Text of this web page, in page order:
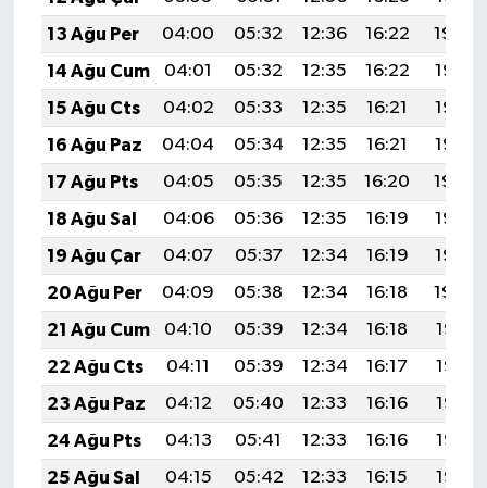
13 Ağu Per
04:00 05:32 12:36 16:22
19:29
14 Ağu Cum
04:01 05:32 12:35 16:22
19:28
15 Ağu Cts
04:02 05:33 12:35 16:21
19:27
16 Ağu Paz
04:04 05:34 12:35 16:21
19:26
17 Ağu Pts
04:05 05:35 12:35 16:20
19:24
18 Ağu Sal
04:06 05:36 12:35 16:19
19:23
19 Ağu Çar
04:07 05:37 12:34 16:19
19:22
20 Ağu Per
04:09 05:38 12:34 16:18
19:20
21 Ağu Cum
04:10 05:39 12:34 16:18
19:19
22 Ağu Cts
04:11 05:39 12:34 16:17
19:18
23 Ağu Paz
04:12 05:40 12:33 16:16
19:16
24 Ağu Pts
04:13 05:41 12:33 16:16
19:15
25 Ağu Sal
04:15 05:42 12:33 16:15 19:14